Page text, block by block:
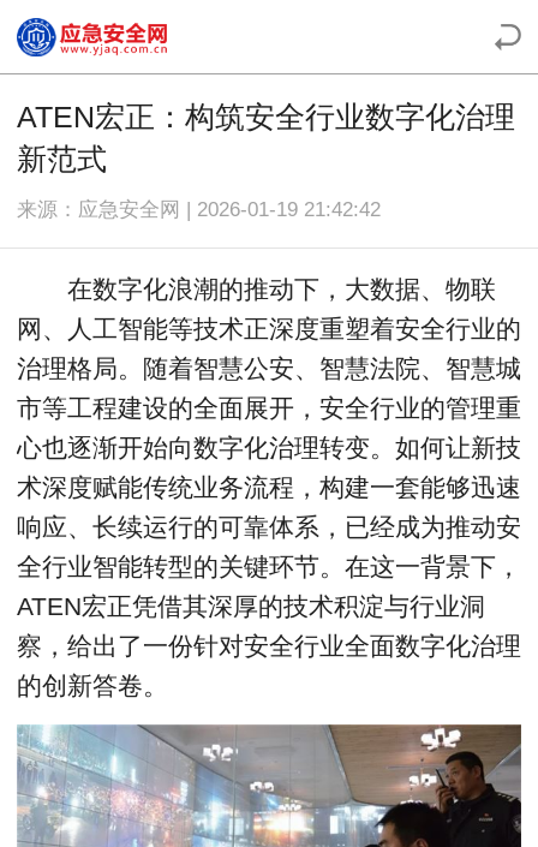
ATEN宏正：构筑安全行业数字化治理
新范式
来源：应急安全网 | 2026-01-19 21:42:42
在数字化浪潮的推动下，大数据、物联
网、人工智能等技术正深度重塑着安全行业的
治理格局。随着智慧公安、智慧法院、智慧城
市等工程建设的全面展开，安全行业的管理重
心也逐渐开始向数字化治理转变。如何让新技
术深度赋能传统业务流程，构建一套能够迅速
响应、长续运行的可靠体系，已经成为推动安
全行业智能转型的关键环节。在这一背景下，
ATEN宏正凭借其深厚的技术积淀与行业洞
察，给出了一份针对安全行业全面数字化治理
的创新答卷。